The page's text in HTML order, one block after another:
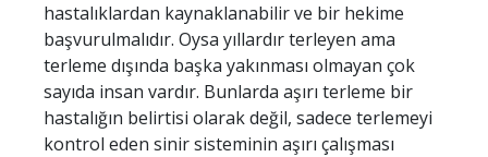
hastalıklardan kaynaklanabilir ve bir hekime
başvurulmalıdır. Oysa yıllardır terleyen ama
terleme dışında başka yakınması olmayan çok
sayıda insan vardır. Bunlarda aşırı terleme bir
hastalığın belirtisi olarak değil, sadece terlemeyi
kontrol eden sinir sisteminin aşırı çalışması